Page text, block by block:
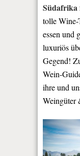
Südafrika
tolle Wine-
essen und
luxuriös
Gegend!
Wein-
ihre und
Weingüter